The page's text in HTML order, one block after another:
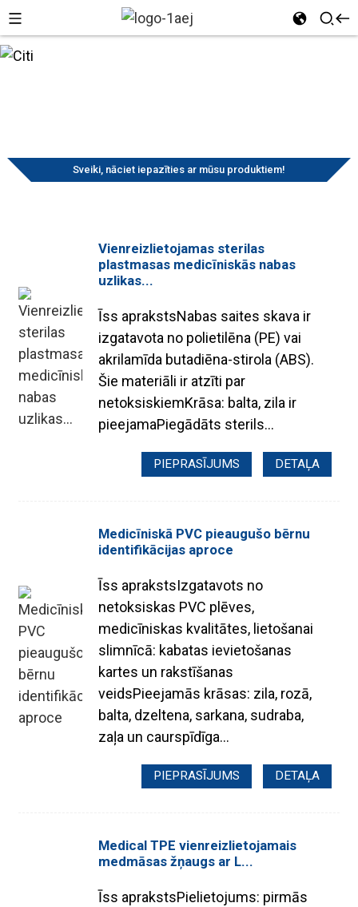
Sveiki, nāciet iepazīties ar mūsu produktiem!
Vienreizlietojamas sterilas
plastmasas medicīniskās nabas
uzlikas...
Īss aprakstsNabas saites skava ir
izgatavota no polietilēna (PE) vai
akrilamīda butadiēna-stirola (ABS).
Šie materiāli ir atzīti par
netoksiskiemKrāsa: balta, zila ir
pieejamaPiegādāts sterils...
PIEPRASĪJUMS DETAĻA
Medicīniskā PVC pieaugušo bērnu
identifikācijas aproce
Īss aprakstsIzgatavots no
netoksiskas PVC plēves,
medicīniskas kvalitātes, lietošanai
slimnīcā: kabatas ievietošanas
kartes un rakstīšanas
veidsPieejamās krāsas: zila, rozā,
balta, dzeltena, sarkana, sudraba,
zaļa un caurspīdīga...
PIEPRASĪJUMS DETAĻA
Medical TPE vienreizlietojamais
medmāsas žņaugs ar L...
Īss aprakstsPielietojums: pirmās